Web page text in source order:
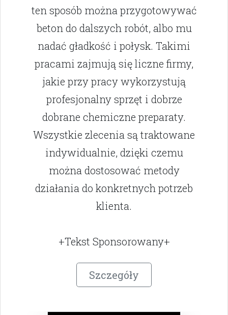
ten sposób można przygotowywać
beton do dalszych robót, albo mu
nadać gładkość i połysk. Takimi
pracami zajmują się liczne firmy,
jakie przy pracy wykorzystują
profesjonalny sprzęt i dobrze
dobrane chemiczne preparaty.
Wszystkie zlecenia są traktowane
indywidualnie, dzięki czemu
można dostosować metody
działania do konkretnych potrzeb
klienta.
+Tekst Sponsorowany+
Szczegóły